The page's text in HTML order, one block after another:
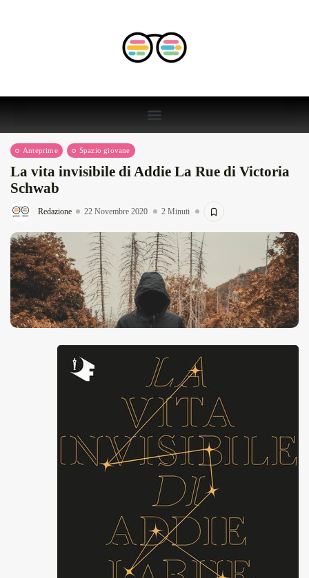
Anteprime Spazio giovane
La vita invisibile di Addie La Rue di Victoria
Schwab
Redazione 22 Novembre 2020 2 Minuti